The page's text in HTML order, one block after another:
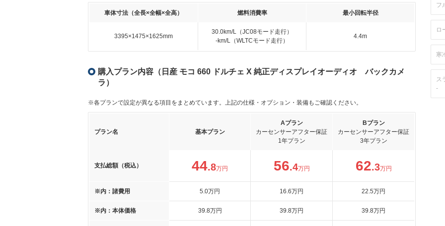
車体寸法（全長×全幅×全高） 燃料消費率 最小回転半径
3395×1475×1625mm
30.0km/L（JC08モード走行）
-km/L（WLTCモード走行）
4.4m
購入プラン内容（日産 モコ 660 ドルチェ X 純正ディスプレイオーディオ バックカメ
ラ）
※各プランで設定が異なる項目をまとめています。上記の仕様・オプション・装備もご確認ください。
プラン名 基本プラン
Aプラン
カーセンサーアフター保証
1年プラン
Bプラン
カーセンサーアフター保証
3年プラン
支払総額（税込） 44.8万円 56.4万円 62.3万円
※内：諸費用 5.0万円 16.6万円 22.5万円
※内：本体価格 39.8万円 39.8万円 39.8万円
フ
ロ
寒
ス
-